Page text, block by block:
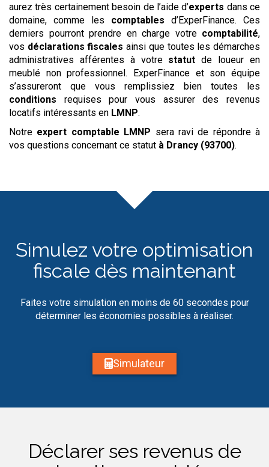
aurez très certainement besoin de l’aide d’experts dans ce
domaine, comme les comptables d’ExperFinance. Ces
derniers pourront prendre en charge votre comptabilité,
vos déclarations fiscales ainsi que toutes les démarches
administratives afférentes à votre statut de loueur en
meublé non professionnel. ExperFinance et son équipe
s’assureront que vous remplissiez bien toutes les
conditions requises pour vous assurer des revenus
locatifs intéressants en LMNP.
Notre expert comptable LMNP sera ravi de répondre à
vos questions concernant ce statut à Drancy (93700).
Simulez votre optimisation
fiscale dès maintenant
Faites votre simulation en moins de 60 secondes pour
déterminer les économies possibles à réaliser.
Simulateur
Déclarer ses revenus de